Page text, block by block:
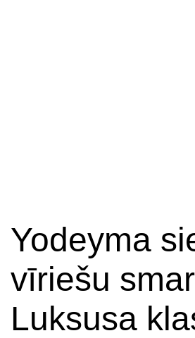
Yodeyma
vīriešu
Luksusa